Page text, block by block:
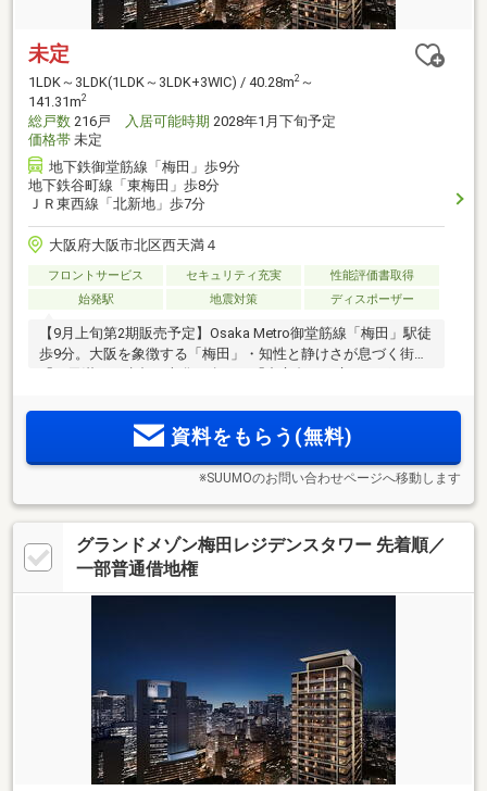
未定
1LDK～3LDK(1LDK～3LDK+3WIC) / 40.28m2 ～
141.31m2
総戸数 216戸 入居可能時期 2028年1月下旬予定
価格帯 未定
地下鉄御堂筋線「梅田」歩9分
地下鉄谷町線「東梅田」歩8分
ＪＲ東西線「北新地」歩7分
大阪府大阪市北区西天満４
フロントサービス セキュリティ充実
性能評価書取得
始発駅
地震対策 ディスポーザー
【9月上旬第2期販売予定】Osaka Metro御堂筋線「梅田」駅徒
歩9分。大阪を象徴する「梅田」・知性と静けさが息づく街
エントリー受付中/エントリー者様限定モデルルーム案内会予
資料をもらう(無料)
※SUUMOのお問い合わせページへ移動します
グランドメゾン梅田レジデンスタワー 先着順／
一部普通借地権